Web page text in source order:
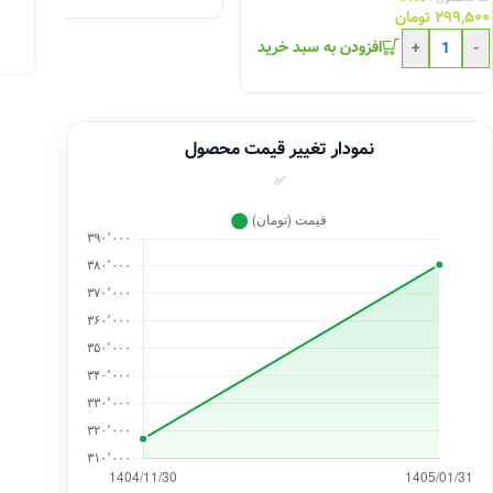
۲۹۹,۵۰۰ تومان
-
+ افزودن به سبد خرید
نمودار تغییر قیمت محصول
✅